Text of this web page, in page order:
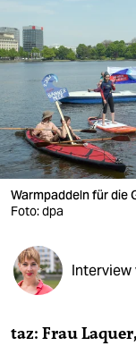
berlin
nord
wahrheit
verlag
verlag
veranstaltungen
shop
fragen & hilfe
Warmpaddeln für die
Foto: dpa
Interview
taz: Frau